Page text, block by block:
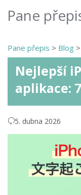
Pane
Pane přepis > Blog >
Nejlepší
aplikace:
5. dubna 2026